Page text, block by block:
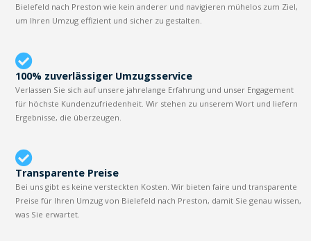
Bielefeld nach Preston wie kein anderer und navigieren mühelos zum Ziel,
um Ihren Umzug effizient und sicher zu gestalten.
100% zuverlässiger Umzugsservice
Verlassen Sie sich auf unsere jahrelange Erfahrung und unser Engagement
für höchste Kundenzufriedenheit. Wir stehen zu unserem Wort und liefern
Ergebnisse, die überzeugen.
Transparente Preise
Bei uns gibt es keine versteckten Kosten. Wir bieten faire und transparente
Preise für Ihren Umzug von Bielefeld nach Preston, damit Sie genau wissen,
was Sie erwartet.